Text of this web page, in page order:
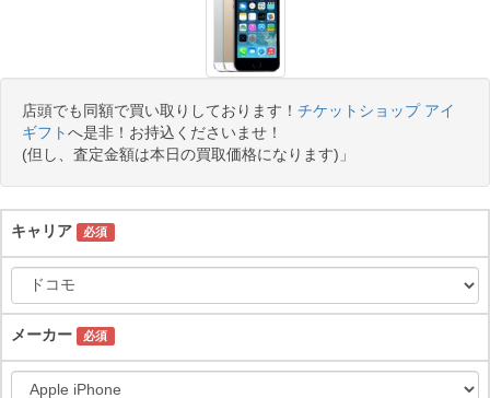
店頭でも同額で買い取りしております！ チケットショップ アイ
ギフトへ是非！お持込くださいませ！
(但し、査定金額は本日の買取価格になります)」
キャリア 必須
メーカー 必須